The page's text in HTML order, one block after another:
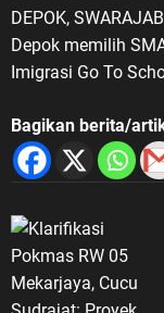
DEPOK,
Depok memilih
Imigrasi Go To
Bagikan berita/